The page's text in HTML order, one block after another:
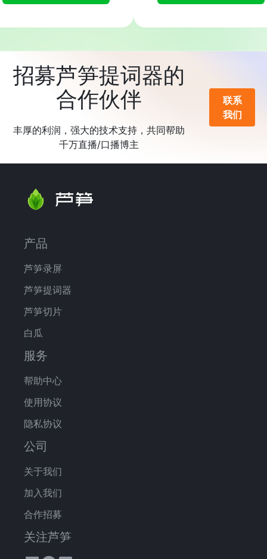
招募芦笋提词器的
合作伙伴
丰厚的利润，强大的技术支持，共同帮助
千万直播/口播博主
联系
我们
产品
芦笋录屏
芦笋提词器
芦笋切片
白瓜
服务
帮助中心
使用协议
隐私协议
公司
关于我们
加入我们
合作招募
关注芦笋